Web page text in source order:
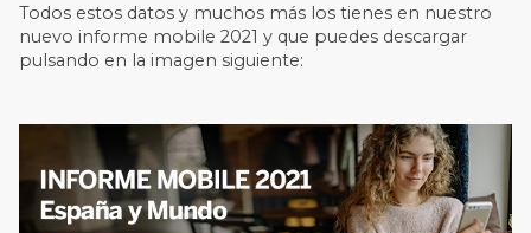
Todos estos datos y muchos más los tienes en nuestro
nuevo informe mobile 2021 y que puedes descargar
pulsando en la imagen siguiente: